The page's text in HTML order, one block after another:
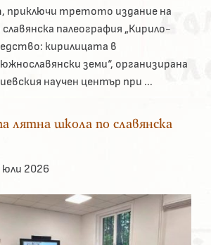
приключи третото издание на
палеография „Кирило-
кирилицата в
земи“, организирана
научен център при ...
лятна школа по славянска
юли 2026